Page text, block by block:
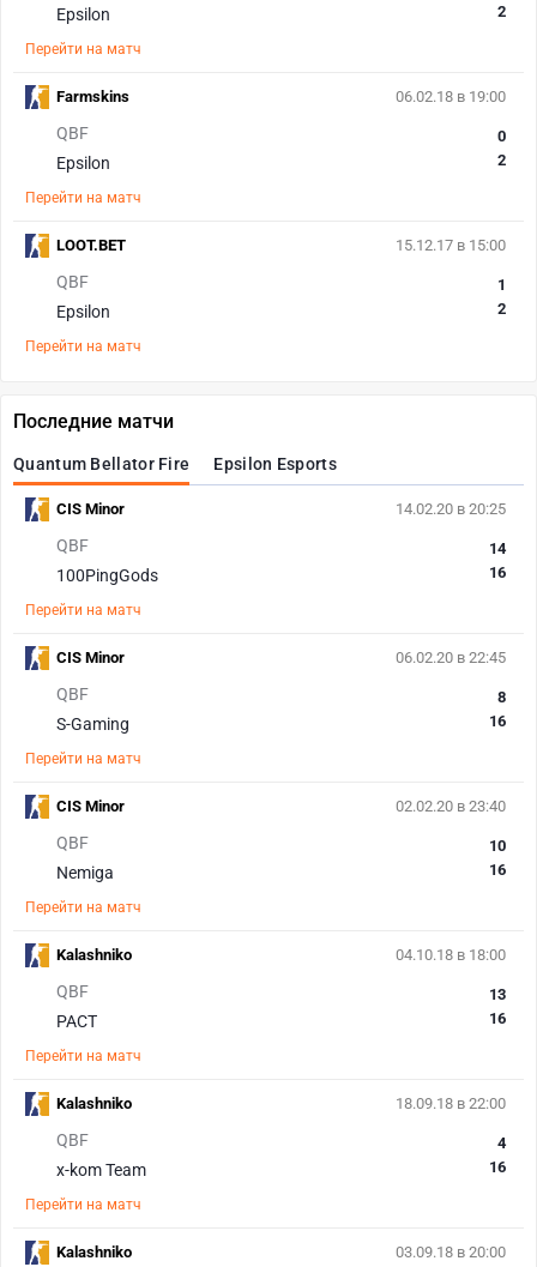
Epsilon
2
Перейти на матч
06.02.18 в 19:00
QBF
Epsilon
0
2
Перейти на матч
Farmskins
15.12.17 в 15:00
QBF
Epsilon
1
2
Перейти на матч
LOOT.BET
Последние матчи
Quantum Bellator Fire Epsilon Esports
14.02.20 в 20:25
QBF
100PingGods
14
16
Перейти на матч
CIS Minor
06.02.20 в 22:45
QBF
S-Gaming
8
16
Перейти на матч
CIS Minor
02.02.20 в 23:40
QBF
Nemiga
10
16
Перейти на матч
CIS Minor
04.10.18 в 18:00
QBF
PACT
13
16
Перейти на матч
Kalashniko
18.09.18 в 22:00
QBF
x-kom Team
4
16
Перейти на матч
Kalashniko
03.09.18 в 20:00
Kalashniko